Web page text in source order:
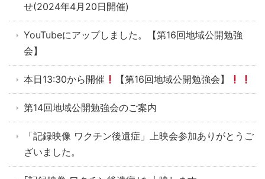
せ(2024年4月20日開催)
YouTubeにアップしました。【第16回地域公開勉強
会】
本日13:30から開催 【第16回地域公開勉強会】
第14回地域公開勉強会のご案内
「記録映像 ワクチン後遺症」上映会参加ありがとうご
ざいました。